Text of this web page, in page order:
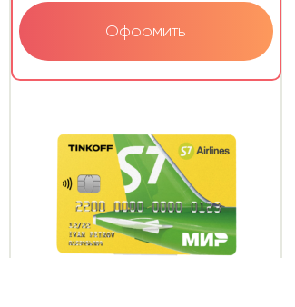
Оформить